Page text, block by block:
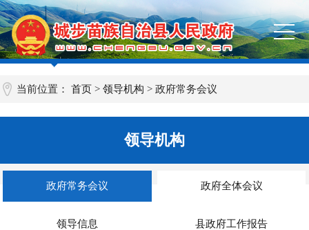
当前位置：首页 >领导机构 >政府常务会议
领导机构
政府常务会议 政府全体会议
领导信息 县政府工作报告